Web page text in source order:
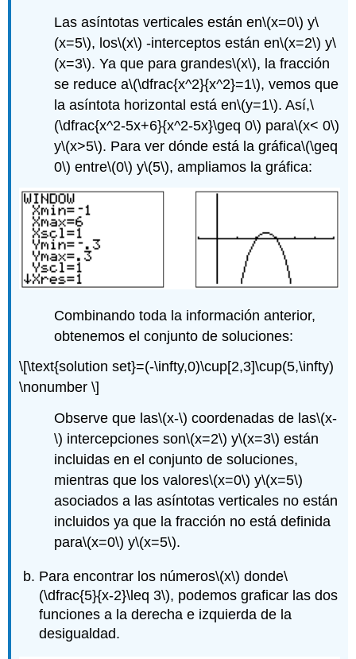
Las asíntotas verticales están en\(x=0\) y\
(x=5\), los\(x\) -interceptos están en\(x=2\) y\
(x=3\). Ya que para grandes\(x\), la fracción
se reduce a\(\dfrac{x^2}{x^2}=1\), vemos que
la asíntota horizontal está en\(y=1\). Así,\
(\dfrac{x^2-5x+6}{x^2-5x}\geq 0\) para\(x< 0\)
y\(x>5\). Para ver dónde está la gráfica\(\geq
0\) entre\(0\) y\(5\), ampliamos la gráfica:
Combinando toda la información anterior,
obtenemos el conjunto de soluciones:
\[\text{solution set}=(-\infty,0)\cup[2,3]\cup(5,\infty)
\nonumber \]
Observe que las\(x-\) coordenadas de las\(x-
\) intercepciones son\(x=2\) y\(x=3\) están
incluidas en el conjunto de soluciones,
mientras que los valores\(x=0\) y\(x=5\)
asociados a las asíntotas verticales no están
incluidos ya que la fracción no está definida
para\(x=0\) y\(x=5\).
Para encontrar los números\(x\) donde\
(\dfrac{5}{x-2}\leq 3\), podemos graficar las dos
funciones a la derecha e izquierda de la
desigualdad.